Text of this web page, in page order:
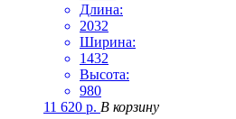
Длина:
2032
Ширина:
1432
Высота:
980
11 620 р. В корзину